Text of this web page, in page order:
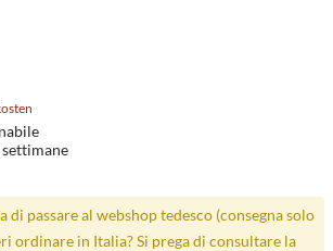
di passare al webshop tedesco (consegna solo
ordinare in Italia? Si prega di consultare la